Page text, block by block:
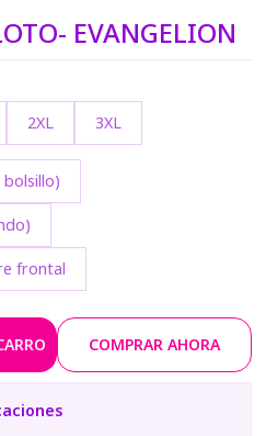
EVANGELION
2XL
3XL
frontal
COMPRAR AHORA